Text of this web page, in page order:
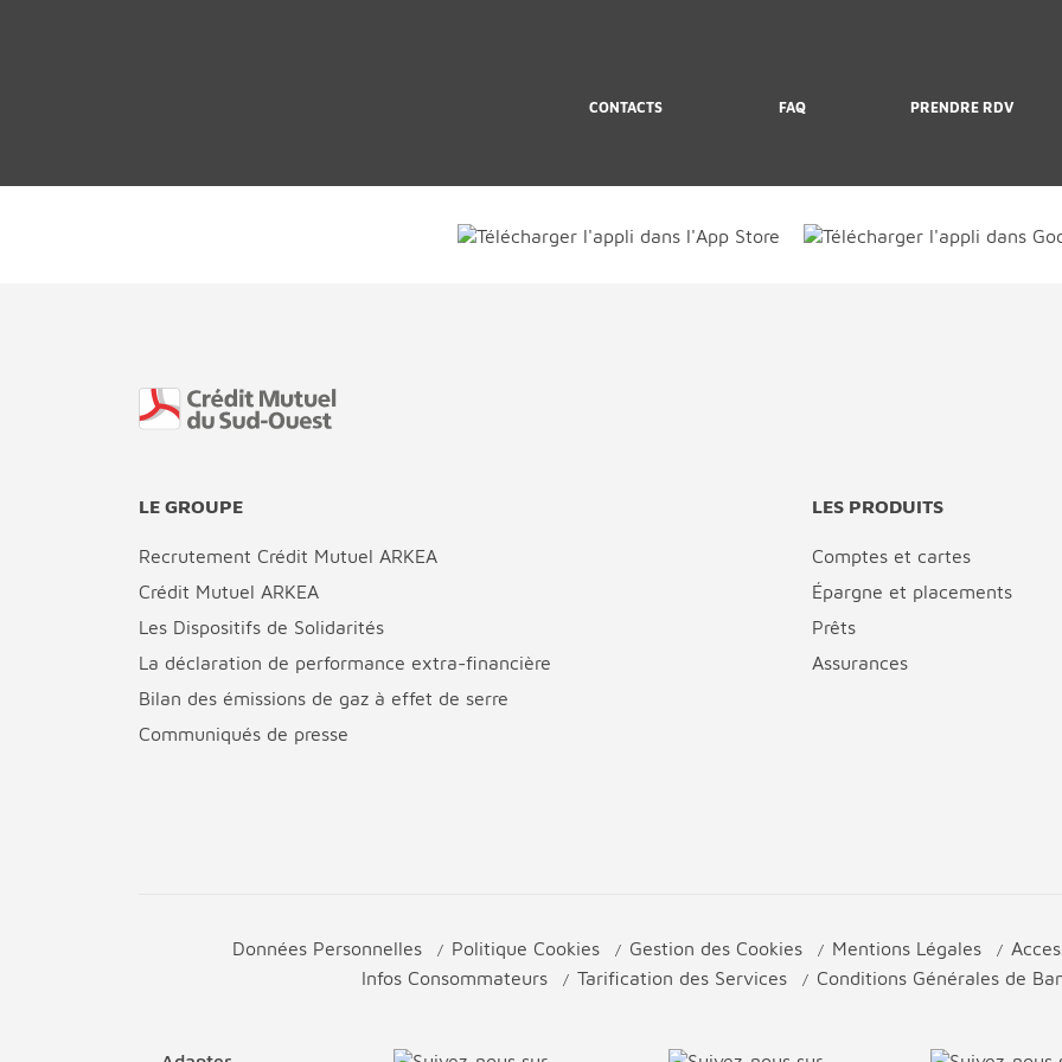
CONTACTS FAQ PRENDRE RDV
LE GROUPE
Recrutement Crédit Mutuel ARKEA
Crédit Mutuel ARKEA
Les Dispositifs de Solidarités
La déclaration de performance extra-financière
Bilan des émissions de gaz à effet de serre
Communiqués de presse
LES PRODUITS
Comptes et cartes
Épargne et placements
Prêts
Assurances
Données Personnelles Politique Cookies Gestion des Cookies Mentions Légales
Infos Consommateurs
Tarification des Services Conditions Générales de
Fin de page